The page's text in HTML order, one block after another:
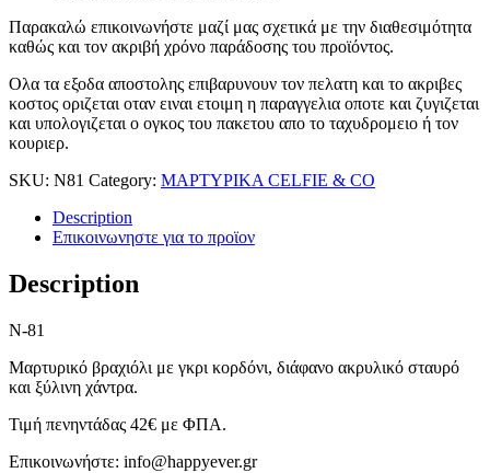
Παρακαλώ επικοινωνήστε μαζί μας σχετικά με την διαθεσιμότητα
καθώς και τον ακριβή χρόνο παράδοσης του προϊόντος.
Ολα τα εξοδα αποστολης επιβαρυνουν τον πελατη και το ακριβες
κοστος οριζεται οταν ειναι ετοιμη η παραγγελια οποτε και ζυγιζεται
και υπολογιζεται ο ογκος του πακετου απο το ταχυδρομειο ή τον
κουριερ.
SKU: N81 Category: ΜΑΡΤΥΡΙΚΑ CELFIE & CO
Description
Επικοινωνηστε για το προϊoν
Description
N-81
Μαρτυρικό βραχιόλι με γκρι κορδόνι, διάφανο ακρυλικό σταυρό
και ξύλινη χάντρα.
Τιμή πενηντάδας 42€ με ΦΠΑ.
Επικοινωνήστε: info@happyever.gr